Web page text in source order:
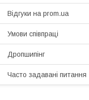
Відгуки на prom.ua
Умови співпраці
Дропшипінг
Часто задавані питання